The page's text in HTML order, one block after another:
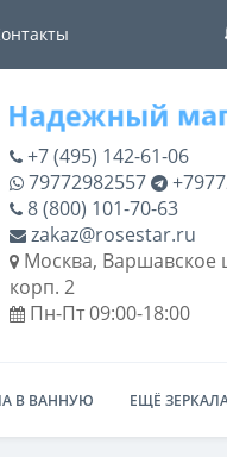
+7 (495) 142-61-06
79772982557
8 (800) 101-70-63
zakaz@rosestar.ru
Москва, Варшавское
корп. 2
Пн-Пт 09:00-18:00
В ВАННУЮ ЕЩЁ